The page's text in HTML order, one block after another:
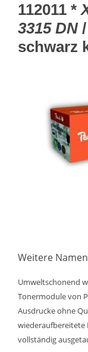
112011 *
3315 DN
schwarz
Weitere
Umweltschonend
Tonermodule von
Ausdrucke ohne
wiederaufbereitete
vollständig